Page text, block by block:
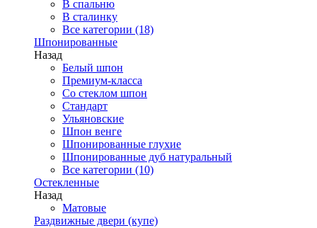
В спальню
В сталинку
Все категории (18)
Шпонированные
Назад
Белый шпон
Премиум-класса
Со стеклом шпон
Стандарт
Ульяновские
Шпон венге
Шпонированные глухие
Шпонированные дуб натуральный
Все категории (10)
Остекленные
Назад
Матовые
Раздвижные двери (купе)